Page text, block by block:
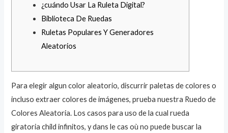
¿cuándo Usar La Ruleta Digital?
Biblioteca De Ruedas
Ruletas Populares Y Generadores
Aleatorios
Para elegir algun color aleatorio, discurrir paletas de colores o
incluso extraer colores de imágenes, prueba nuestra Ruedo de
Colores Aleatoria. Los casos para uso de la cual rueda
giratoria child infinitos, y dans le cas où no puede buscar la